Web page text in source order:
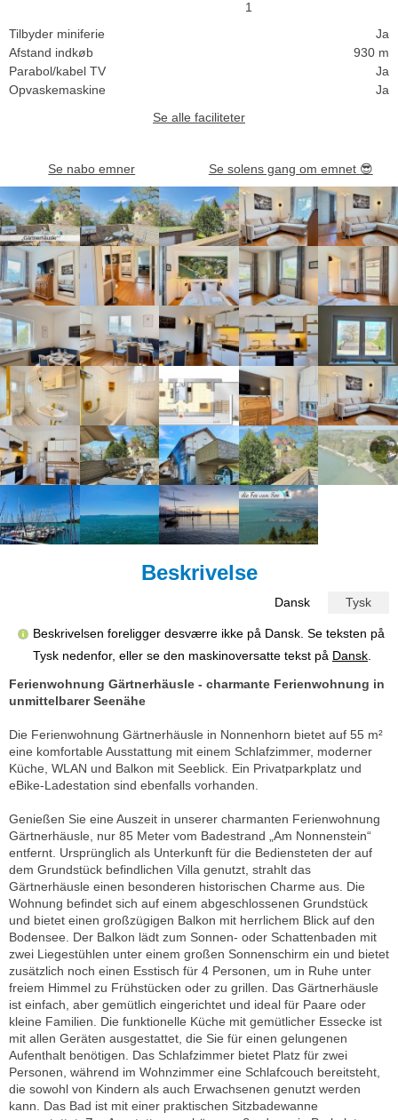
1
Tilbyder miniferie
Ja
Afstand indkøb
930 m
Parabol/kabel TV
Ja
Opvaskemaskine
Ja
Se alle faciliteter
Se nabo emner Se solens gang om emnet 😎
Beskrivelse
Dansk Tysk
Beskrivelsen foreligger desværre ikke på Dansk. Se teksten på
Tysk nedenfor, eller se den maskinoversatte tekst på Dansk.
Ferienwohnung Gärtnerhäusle - charmante Ferienwohnung in
unmittelbarer Seenähe
Die Ferienwohnung Gärtnerhäusle in Nonnenhorn bietet auf 55 m²
eine komfortable Ausstattung mit einem Schlafzimmer, moderner
Küche, WLAN und Balkon mit Seeblick. Ein Privatparkplatz und
eBike-Ladestation sind ebenfalls vorhanden.
Genießen Sie eine Auszeit in unserer charmanten Ferienwohnung
Gärtnerhäusle, nur 85 Meter vom Badestrand „Am Nonnenstein“
entfernt. Ursprünglich als Unterkunft für die Bediensteten der auf
dem Grundstück befindlichen Villa genutzt, strahlt das
Gärtnerhäusle einen besonderen historischen Charme aus. Die
Wohnung befindet sich auf einem abgeschlossenen Grundstück
und bietet einen großzügigen Balkon mit herrlichem Blick auf den
Bodensee. Der Balkon lädt zum Sonnen- oder Schattenbaden mit
zwei Liegestühlen unter einem großen Sonnenschirm ein und bietet
zusätzlich noch einen Esstisch für 4 Personen, um in Ruhe unter
freiem Himmel zu Frühstücken oder zu grillen. Das Gärtnerhäusle
ist einfach, aber gemütlich eingerichtet und ideal für Paare oder
kleine Familien. Die funktionelle Küche mit gemütlicher Essecke ist
mit allen Geräten ausgestattet, die Sie für einen gelungenen
Aufenthalt benötigen. Das Schlafzimmer bietet Platz für zwei
Personen, während im Wohnzimmer eine Schlafcouch bereitsteht,
die sowohl von Kindern als auch Erwachsenen genutzt werden
kann. Das Bad ist mit einer praktischen Sitzbadewanne